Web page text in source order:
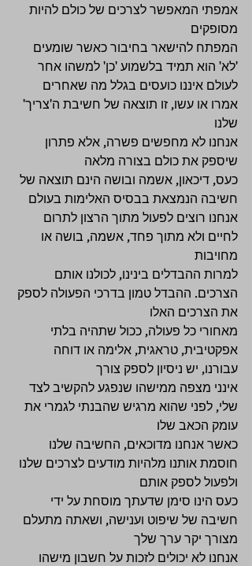
אמפתי המאפשר לצרכים של כולם להיות
מסופקים
המפתח להישאר בחיבור כאשר שומעים
'לא' הוא תמיד בלשמוע 'כן' למשהו אחר
לעולם איננו כועסים בגלל מה שאחרים
אמרו או עשו, זו תוצאה של חשיבת ה'צריך'
שלנו
אנחנו לא מחפשים פשרה, אלא פתרון
שיספק את כולם בצורה מלאה
כעס, דיכאון, אשמה ובושה הינם תוצאה של
חשיבה הנמצאת בבסיס האלימות בעולם
אנחנו רוצים לפעול מתוך הרצון לתרום
לחיים ולא מתוך פחד, אשמה, בושה או
מחויבות
למרות ההבדלים בינינו, לכולנו אותם
הצרכים. ההבדל טמון בדרכי הפעולה לספק
את הצרכים האלו
מאחורי כל פעולה, ככול שתהיה בלתי
אפקטיבית, טראגית, אלימה או דוחה
עבורנו, יש ניסיון לספק צורך
אינני מצפה ממישהו שנפגע להקשיב לצד
שלי, לפני שהוא מרגיש שהבנתי לגמרי את
עומק הכאב שלו
כאשר אנחנו מדוכאים, החשיבה שלנו
חוסמת אותנו מלהיות מודעים לצרכים שלנו
ולפעול לספק אותם
כעס הינו סימן שדעתך מוסחת על ידי
חשיבה של שיפוט וענישה, ושאתה מתעלם
מצורך יקר ערך שלך
אנחנו לא יכולים לזכות על חשבון מישהו